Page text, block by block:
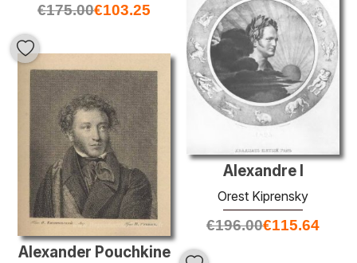
€175.00€103.25
Alexandre I
Orest Kiprensky
€196.00€115.64
Alexander Pouchkine